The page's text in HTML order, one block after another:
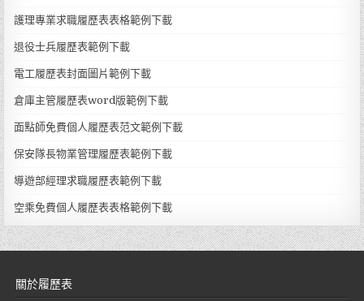
護理專業求職履歷表表格範例下載
退役士兵履歷表範例下載
電工履歷表封面圖片範例下載
倉庫主管履歷表word版範例下載
面點師免費個人履歷表范文範例下載
保安隊長物業管理履歷表範例下載
導遊部經理求職履歷表範例下載
空乘免費個人履歷表表格範例下載
關於履歷表